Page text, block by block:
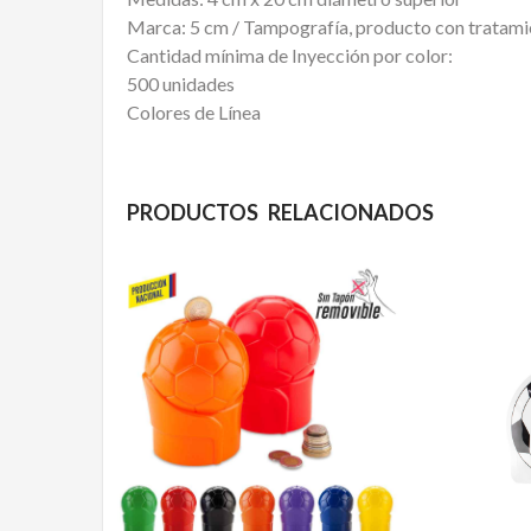
Marca: 5 cm / Tampografía, producto con
Cantidad mínima de Inyección por color:
500 unidades
Colores de Línea
PRODUCTOS RELACIONADOS